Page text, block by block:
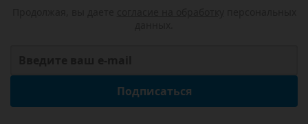
Подписаться